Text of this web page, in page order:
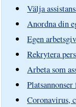
Välja
Anordna din
Egen
Rekrytera
Arbeta som
Coronavirus,